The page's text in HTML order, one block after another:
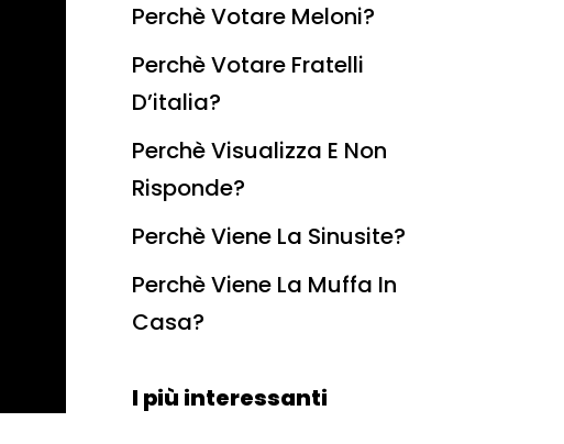
Perchè Votare Meloni?
Perchè Votare Fratelli
D’italia?
Perchè Visualizza E Non
Risponde?
Perchè Viene La Sinusite?
Perchè Viene La Muffa In
Casa?
I più interessanti